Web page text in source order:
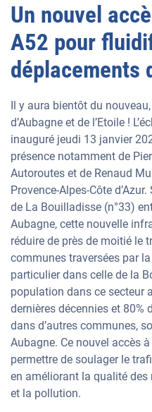
Un nouvel
A52 pour
déplacements
Il y aura bientôt du
d’Aubagne et de l’Etoile !
inauguré jeudi 13 janvier
présence notamment de
Autoroutes et de Renaud
Provence-Alpes-Côte
de La Bouilladisse (n°33)
Aubagne, cette nouvelle
réduire de près de moitié le
communes traversées par
particulier dans celle de la
population dans ce secteur
dernières décennies et
dans d’autres communes,
Aubagne. Ce nouvel accès
permettre de soulager le
en améliorant la qualité
et la pollution.